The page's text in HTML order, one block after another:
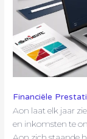
Financiële
Aon laat elk jaar
en inkomsten te